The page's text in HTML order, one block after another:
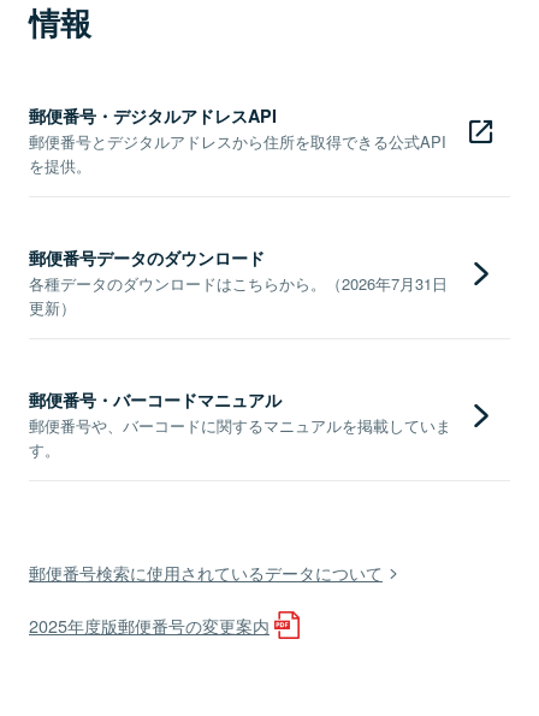
情報
郵便番号・デジタルアドレスAPI
郵便番号とデジタルアドレスから住所を取得できる公式API
を提供。
郵便番号データのダウンロード
各種データのダウンロードはこちらから。（2026年7月31日
更新）
郵便番号・バーコードマニュアル
郵便番号や、バーコードに関するマニュアルを掲載していま
す。
郵便番号検索に使用されているデータについて
2025年度版郵便番号の変更案内